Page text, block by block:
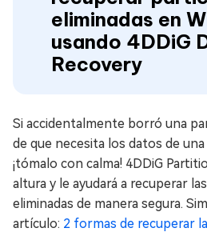
eliminadas en
usando 4DDiG
Recovery
Si accidentalmente borró una
de que necesita los datos de
¡tómalo con calma! 4DDiG
altura y le ayudará a recuperar
eliminadas de manera segura.
artículo: 2 formas de recuperar